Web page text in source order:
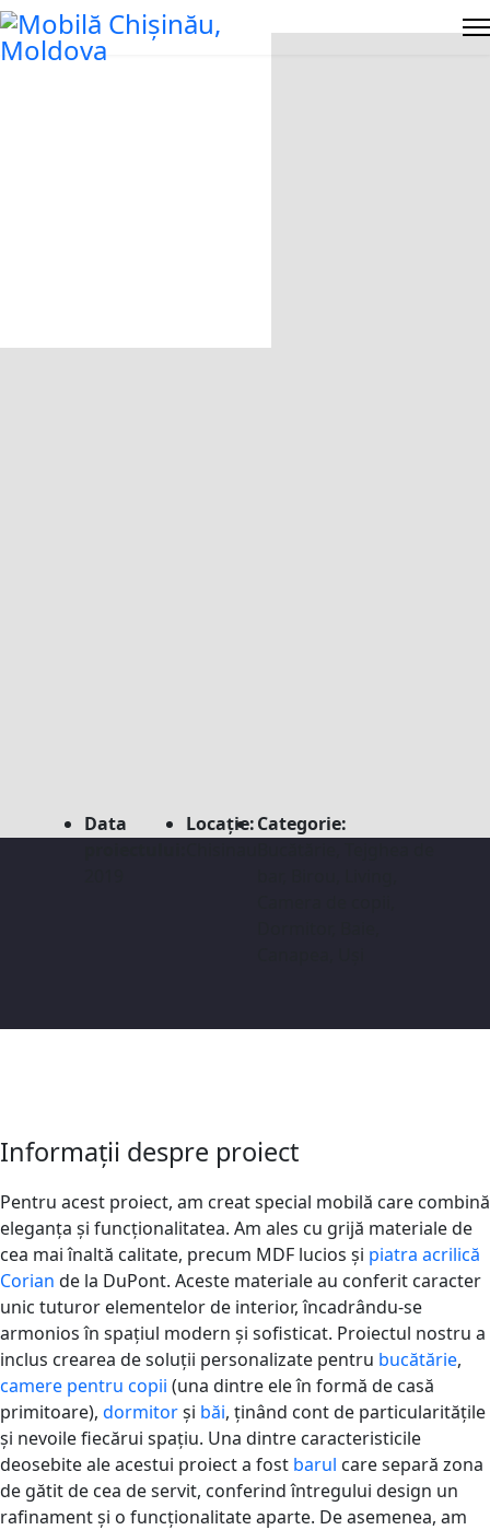
Data
Locație:Categorie:
Informații despre proiect
Pentru acest proiect, am creat special mobilă care combină
eleganța și funcționalitatea. Am ales cu grijă materiale de
cea mai înaltă calitate, precum MDF lucios și piatra acrilică
Corian de la DuPont. Aceste materiale au conferit caracter
unic tuturor elementelor de interior, încadrându-se
armonios în spațiul modern și sofisticat. Proiectul nostru a
inclus crearea de soluții personalizate pentru bucătărie,
camere pentru copii (una dintre ele în formă de casă
primitoare), dormitorși băi, ținând cont de particularitățile
și nevoile fiecărui spațiu. Una dintre caracteristicile
deosebite ale acestui proiect a fost barul care separă zona
de gătit de cea de servit, conferind întregului design un
rafinament și o funcționalitate aparte. De asemenea, am